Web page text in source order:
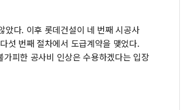
았다. 이후 롯데건설이 네 번째 시공사
섯 번째 절차에서 도급계약을 맺었다.
피한 공사비 인상은 수용하겠다는 입장